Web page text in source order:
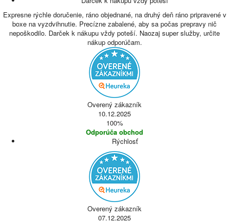
Expresne rýchle doručenie, ráno objednané, na druhý deň ráno pripravené v
boxe na vyzdvihnutie. Precízne zabalené, aby sa počas prepravy nič
nepoškodilo. Darček k nákupu vždy poteší. Naozaj super služby, určite
nákup odporúčam.
Overený zákazník
10.12.2025
100%
Odporúča obchod
Rýchlosť
Overený zákazník
07.12.2025